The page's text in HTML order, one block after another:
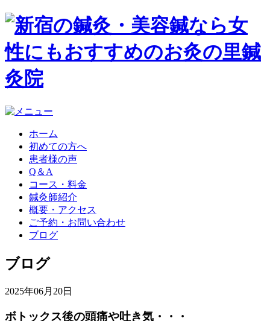
ホーム
初めての方へ
患者様の声
Q＆A
コース・料金
鍼灸師紹介
概要・アクセス
ご予約・お問い合わせ
ブログ
ブログ
2025年06月20日
ボトックス後の頭痛や吐き気・・・